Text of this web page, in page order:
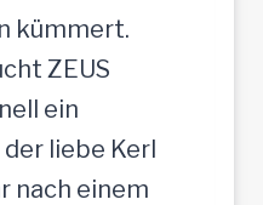
kümmert.
ZEUS
ein
der liebe Kerl
nach einem